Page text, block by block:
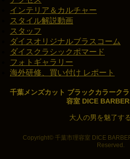
インテリア＆カルチャー
スタイル解説動画
スタッフ
ダイスオリジナルブラスコーム
ダイスクラシックポマード
フォトギャラリー
海外研修、買い付け レポート
千葉メンズカット ブラックカラーク
容室 DICE
大人の男を魅了す
Copyright© 千葉市理容室 DICE
Reserved.